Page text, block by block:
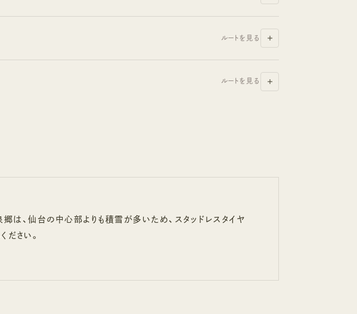
ルートを見る
ルートを見る
は、仙台の中心部よりも積雪が多いため、スタッドレスタイヤ
ださい。